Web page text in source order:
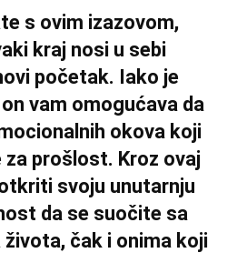
s ovim izazovom,
kraj nosi u sebi
početak. Iako je
vam omogućava da
okova koji
za prošlost. Kroz ovaj
svoju unutarnju
da se suočite sa
čak i onima koji